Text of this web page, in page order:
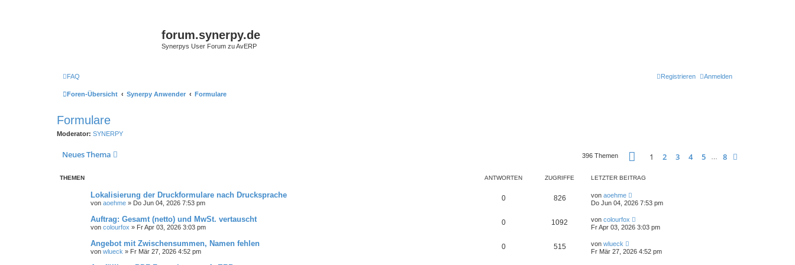
forum.synerpy.de
Synerpys User Forum zu AvERP
FAQ Anmelden
Registrieren
Foren-Übersicht Synerpy Anwender Formulare
Formulare
Moderator: SYNERPY
Neues Thema 396 Themen Seite von8
1 2 3 4 5 8
THEMEN ANTWORTEN ZUGRIFFE LETZTER BEITRAG
Lokalisierung der Druckformulare nach Drucksprache
von aoehme » Do Jun 04, 2026 7:53 pm
0 826 von aoehme
Do Jun 04, 2026 7:53 pm
Auftrag: Gesamt (netto) und MwSt. vertauscht
von colourfox » Fr Apr 03, 2026 3:03 pm
0 1092 von colourfox
Fr Apr 03, 2026 3:03 pm
Angebot mit Zwischensummen, Namen fehlen
von wlueck » Fr Mär 27, 2026 4:52 pm
0 515 von wlueck
Fr Mär 27, 2026 4:52 pm